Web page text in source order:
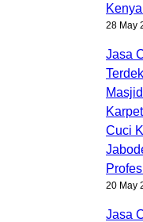
28 May
Jasa
Cuci
20 May
Jasa